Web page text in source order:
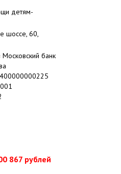
детям-
шоссе, 60,
банк
867 рублей